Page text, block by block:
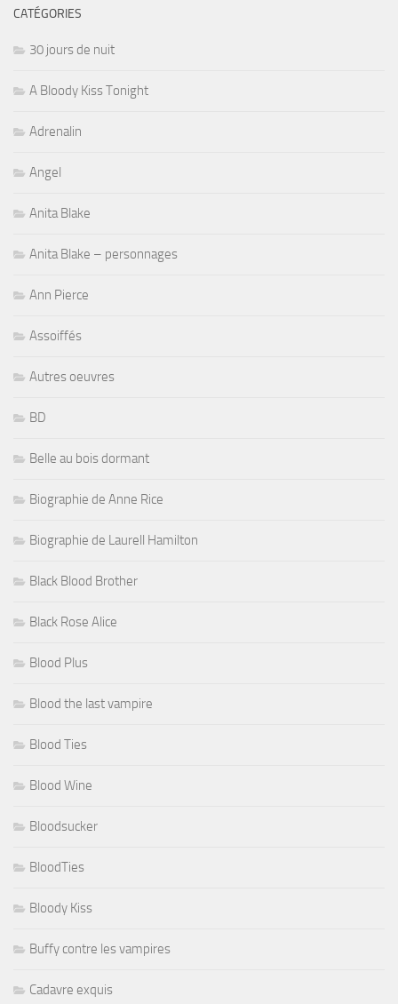
CATÉGORIES
30 jours de nuit
A Bloody Kiss Tonight
Adrenalin
Angel
Anita Blake
Anita Blake – personnages
Ann Pierce
Assoiffés
Autres oeuvres
BD
Belle au bois dormant
Biographie de Anne Rice
Biographie de Laurell Hamilton
Black Blood Brother
Black Rose Alice
Blood Plus
Blood the last vampire
Blood Ties
Blood Wine
Bloodsucker
BloodTies
Bloody Kiss
Buffy contre les vampires
Cadavre exquis